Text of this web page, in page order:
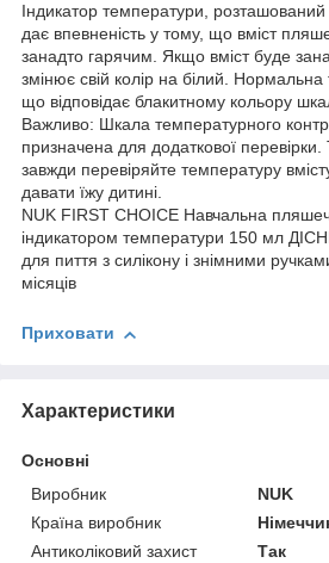
Індикатор температури, розташований
дає впевненість у тому, що вміст
занадто гарячим. Якщо вміст буде
змінює свій колір на білий. Нормальна
що відповідає блакитному кольору
Важливо: Шкала температурного
призначена для додаткової
завжди перевіряйте температуру
давати їжу дитині.
NUK FIRST CHOICE Навчальна
індикатором температури 150 мл
для пиття з силікону і знімними
місяців
Приховати
Характеристики
Основні
Виробник
NUK
Країна виробник
Антиколіковий захист
Так